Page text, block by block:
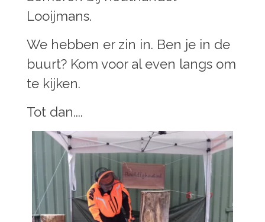
Looijmans.
We hebben er zin in. Ben je in de
buurt? Kom voor al even langs om
te kijken.
Tot dan....